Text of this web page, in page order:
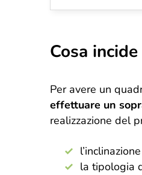
Cosa
Per avere un
effettuare un
realizzazione del
la tipologia